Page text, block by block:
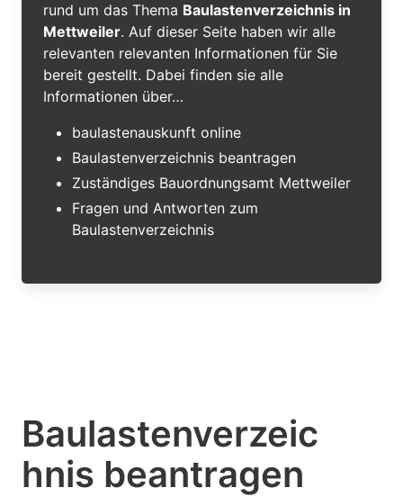
rund um das Thema Baulastenverzeichnis in
Mettweiler. Auf dieser Seite haben wir alle
relevanten relevanten Informationen für Sie
bereit gestellt. Dabei finden sie alle
Informationen über…
baulastenauskunft online
Baulastenverzeichnis beantragen
Zuständiges Bauordnungsamt Mettweiler
Fragen und Antworten zum
Baulastenverzeichnis
Baulastenverzeic
hnis beantragen